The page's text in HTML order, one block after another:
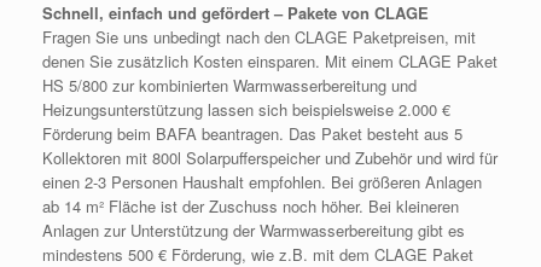
Schnell, einfach und gefördert – Pakete von CLAGE
Fragen Sie uns unbedingt nach den CLAGE Paketpreisen, mit
denen Sie zusätzlich Kosten einsparen. Mit einem CLAGE Paket
HS 5/800 zur kombinierten Warmwasserbereitung und
Heizungsunterstützung lassen sich beispielsweise 2.000 €
Förderung beim BAFA beantragen. Das Paket besteht aus 5
Kollektoren mit 800l Solarpufferspeicher und Zubehör und wird für
einen 2-3 Personen Haushalt empfohlen. Bei größeren Anlagen
ab 14 m² Fläche ist der Zuschuss noch höher. Bei kleineren
Anlagen zur Unterstützung der Warmwasserbereitung gibt es
mindestens 500 € Förderung, wie z.B. mit dem CLAGE Paket